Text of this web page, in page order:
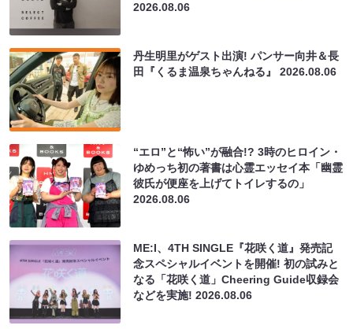
2026.08.06
丹生明里がゲスト出演! パンサー向井＆長
田『くるま温泉ちゃんねる』2026.08.06
“エロ”と“怖い”が融合!? 3時のヒロイン・
ゆめっち初の著書は心霊エッセイ本「幽霊
彼氏が便座を上げてトイレするの」
2026.08.06
ME:I、4TH SINGLE『花咲く道』発売記
念スペシャルイベントを開催! 初の試みと
なる「花咲く道」Cheering Guide収録会
などを実施!2026.08.06